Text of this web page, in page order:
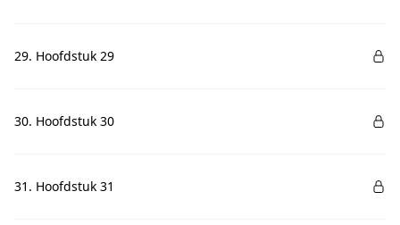
29. Hoofdstuk 29
30. Hoofdstuk 30
31. Hoofdstuk 31